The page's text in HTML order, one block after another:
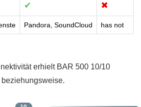
✔ ✖
Pandora, SoundCloud has not
erhielt BAR 500 10/10